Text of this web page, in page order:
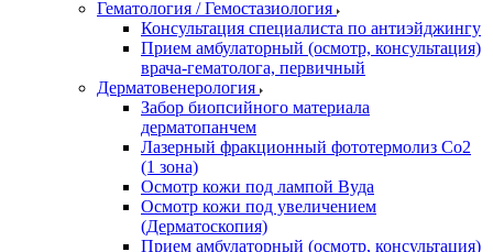
Гематология / Гемостазиология
Консультация специалиста по антиэйджингу
Прием амбулаторный (осмотр, консультация)
врача-гематолога, первичный
Дерматовенерология
Забор биопсийного материала
дерматопанчем
Лазерный фракционный фототермолиз Со2
(1 зона)
Осмотр кожи под лампой Вуда
Осмотр кожи под увеличением
(Дерматоскопия)
Прием амбулаторный (осмотр, консультация)